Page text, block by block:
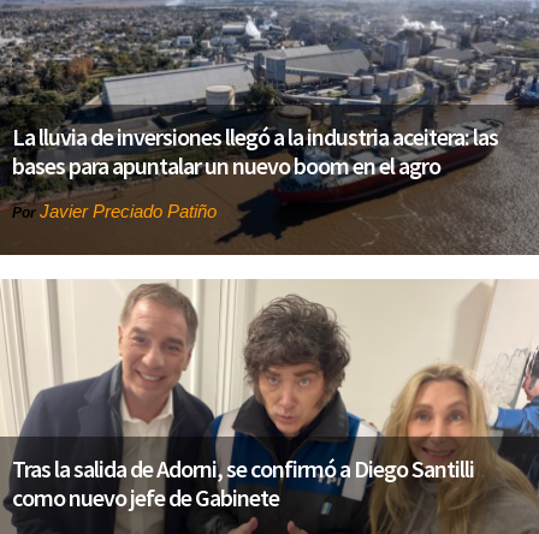
La lluvia de inversiones llegó a la industria aceitera: las
bases para apuntalar un nuevo boom en el agro
Por Javier Preciado Patiño
Tras la salida de Adorni, se confirmó a Diego Santilli
como nuevo jefe de Gabinete